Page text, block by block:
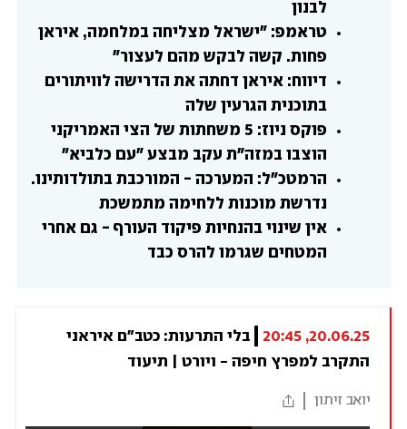
לבנון
פחות. קשה לבקש מהם לעצור"
בתוכנית הגרעין שלה
הוצבו במזה"ת עקב מבצע "עם כלביא"
נדרשת מוכנות ללחימה מתמשכת
המטחים שגרמו להרס כבד
20.06.25, 20:45
התקרב למפרץ חיפה - ויורט | תיעוד
יואב זיתון